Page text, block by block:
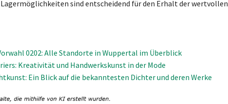
sind entscheidend für den Erhalt der wertvollen
0202: Alle Standorte in Wuppertal im Überblick
Kreativität und Handwerkskunst in der Mode
Ein Blick auf die bekanntesten Dichter und deren Werke